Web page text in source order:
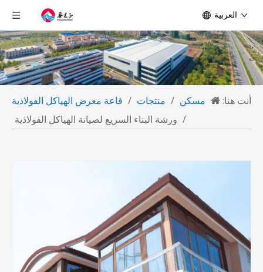
العربية
أنت هنا: مسكن / منتجات / قاعة معرض الهياكل الفولاذية
/ ورشة البناء السريع لصيانة الهياكل الفولاذية